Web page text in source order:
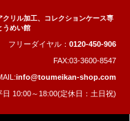
リル加工、コレクションケース専
うめい館
フリーダイヤル： 0120-450-906
FAX:03-3600-8547
info@toumeikan-shop.com
日 10:00～18:00(定休日：土日祝)